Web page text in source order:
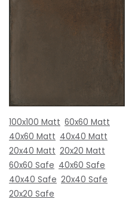
100x100 Matt 60x60 Matt
40x60 Matt 40x40 Matt
20x40 Matt 20x20 Matt
60x60 Safe 40x60 Safe
40x40 Safe 20x40 Safe
20x20 Safe